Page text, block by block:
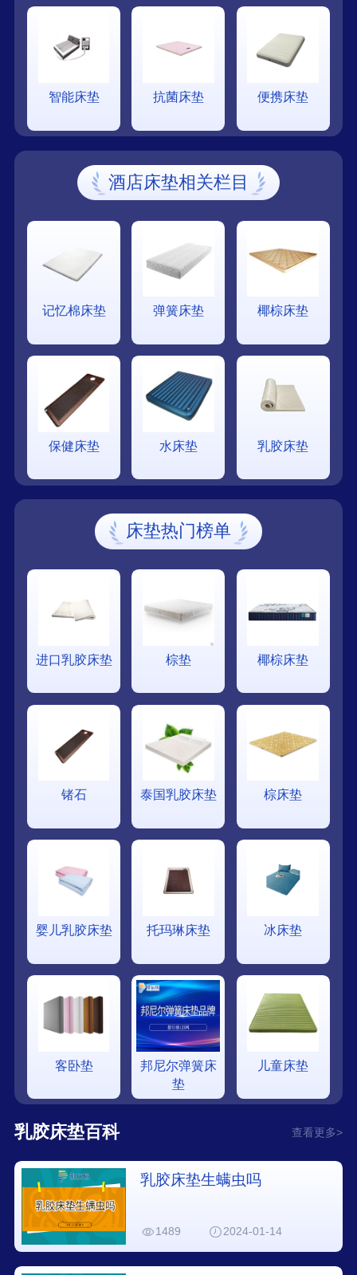
智能床垫 抗菌床垫 便携床垫
酒店床垫相关栏目
记忆棉床垫 弹簧床垫 椰棕床垫
保健床垫 水床垫 乳胶床垫
床垫热门榜单
进口乳胶床垫 棕垫 椰棕床垫
锗石 泰国乳胶床垫 棕床垫
婴儿乳胶床垫 托玛琳床垫 冰床垫
客卧垫
邦尼尔弹簧床
垫
儿童床垫
乳胶床垫百科 查看更多>
乳胶床垫生螨虫吗
1489 2024-01-14